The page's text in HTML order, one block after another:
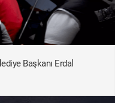
Başkanı Erdal